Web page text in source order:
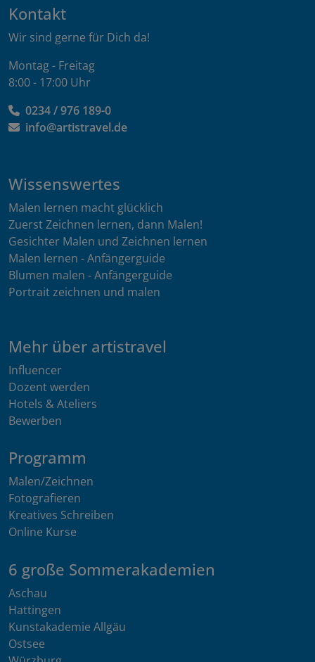
Kontakt
Wir sind gerne für Dich da!
Montag - Freitag
8:00 - 17:00 Uhr
0234 / 976 189-0
info@artistravel.de
Wissenswertes
Malen lernen macht glücklich
Zuerst Zeichnen lernen, dann Malen!
Gesichter Malen und Zeichnen lernen
Malen lernen - Anfängerguide
Blumen malen - Anfängerguide
Portrait zeichnen und malen
Mehr über artistravel
Influencer
Dozent werden
Hotels & Ateliers
Bewerben
Programm
Malen/Zeichnen
Fotografieren
Kreatives Schreiben
Online Kurse
6 große Sommerakademien
Aschau
Hattingen
Kunstakademie Allgäu
Ostsee